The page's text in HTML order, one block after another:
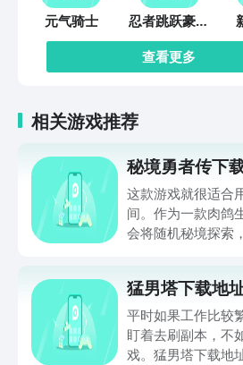
元气骑士 忍者跳跃豪华
版
查看更多
相关游戏推荐
秘境勇者传下
这款游戏就很适合
间。作为一款肉鸽
会将随机秘境探索
接就可以下载。游
低的，一只手就可
打发无聊的时间，
猛男塔下载地
平时如果工作比较
盯着去刷副本，不
戏。猛男塔下载地